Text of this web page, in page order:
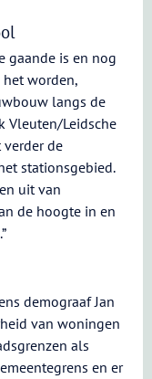
gaande is en nog
het worden,
langs de
Vleuten/Leidsche
verder de
stationsgebied.
uit van
de hoogte in en
demograaf Jan
van woningen
als
en er